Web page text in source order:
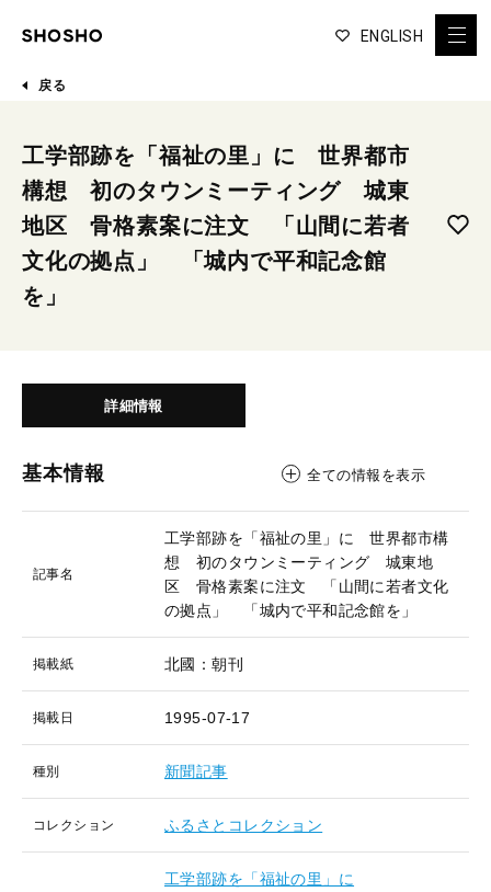
ENGLISH
戻る
工学部跡を「福祉の里」に 世界都市
構想 初のタウンミーティング 城東
地区 骨格素案に注文 「山間に若者
文化の拠点」 「城内で平和記念館
を」
詳細情報
基本情報 全ての情報を表示
記事名
工学部跡を「福祉の里」に 世界都市構
想 初のタウンミーティング 城東地
区 骨格素案に注文 「山間に若者文化
の拠点」 「城内で平和記念館を」
掲載紙 北國：朝刊
掲載日 1995-07-17
種別 新聞記事
コレクション ふるさとコレクション
工学部跡を「福祉の里」に